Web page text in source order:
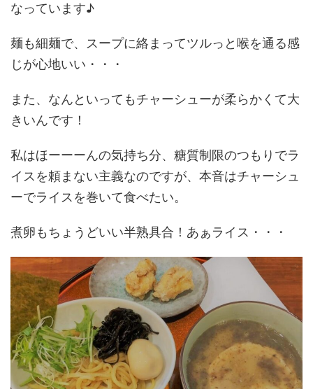
なっています♪
麺も細麺で、スープに絡まってツルっと喉を通る感
じが心地いい・・・
また、なんといってもチャーシューが柔らかくて大
きいんです！
私はほーーーんの気持ち分、糖質制限のつもりでラ
イスを頼まない主義なのですが、本音はチャーシュ
ーでライスを巻いて食べたい。
煮卵もちょうどいい半熟具合！あぁライス・・・